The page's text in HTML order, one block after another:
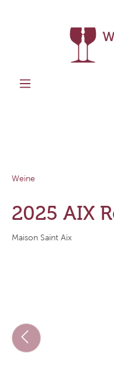
Weine
2025 AIX
Maison Saint Aix